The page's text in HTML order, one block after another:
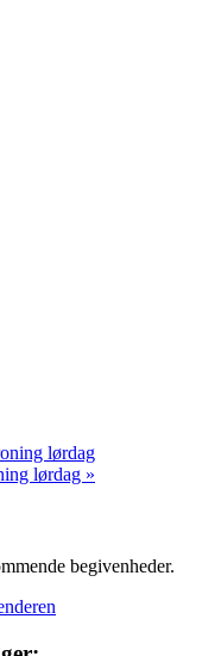
lørdag
lørdag »
begivenheder.